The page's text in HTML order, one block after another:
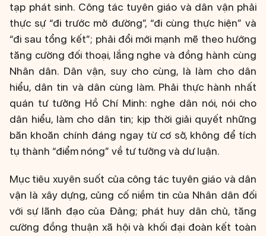
tạp phát sinh. Công tác tuyên giáo và dân vận phải
thực sự “đi trước mở đường”, “đi cùng thực hiện” và
“đi sau tổng kết”; phải đổi mới mạnh mẽ theo hướng
tăng cường đối thoại, lắng nghe và đồng hành cùng
Nhân dân. Dân vận, suy cho cùng, là làm cho dân
hiểu, dân tin và dân cùng làm. Phải thực hành nhất
quán tư tưởng Hồ Chí Minh: nghe dân nói, nói cho
dân hiểu, làm cho dân tin; kịp thời giải quyết những
băn khoăn chính đáng ngay từ cơ sở, không để tích
tụ thành “điểm nóng” về tư tưởng và dư luận.
Mục tiêu xuyên suốt của công tác tuyên giáo và dân
vận là xây dựng, củng cố niềm tin của Nhân dân đối
với sự lãnh đạo của Đảng; phát huy dân chủ, tăng
cường đồng thuận xã hội và khối đại đoàn kết toàn